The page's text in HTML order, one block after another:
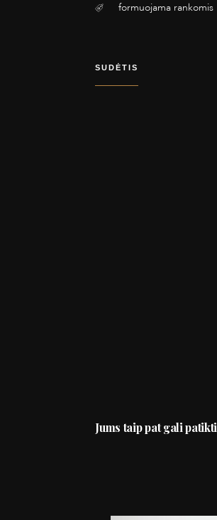
formuojama rankomis
SUDĖTIS
Jums taip pat gali patikti